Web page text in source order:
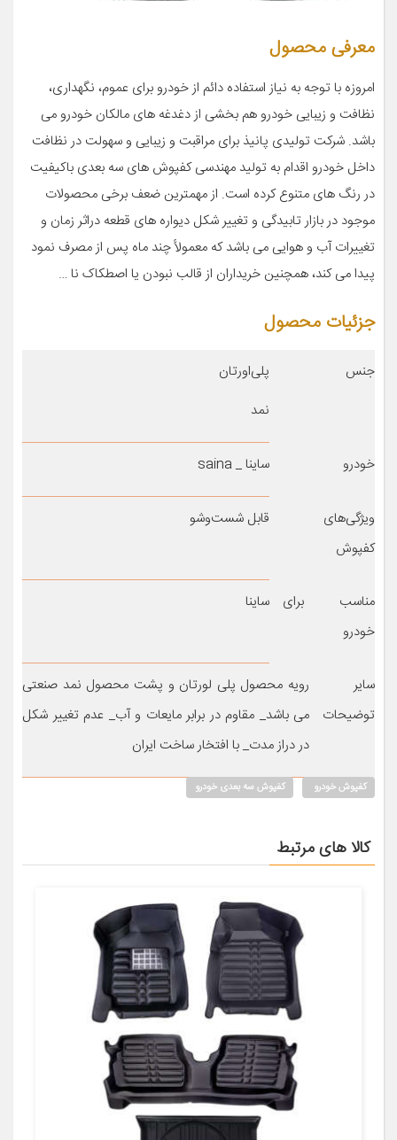
معرفی محصول
امروزه با توجه به نیاز استفاده دائم از خودرو برای عموم، نگهداری،
نظافت و زیبایی خودرو هم بخشی از دغدغه های مالکان خودرو می
باشد. شرکت تولیدی پانیذ برای مراقبت و زیبایی و سهولت در نظافت
داخل خودرو اقدام به تولید مهندسی کفپوش های سه بعدی باکیفیت
در رنگ های متنوع کرده است. از مهمترین ضعف برخی محصولات
موجود در بازار تابیدگی و تغییر شکل دیواره های قطعه دراثر زمان و
تغییرات آب و هوایی می باشد که معمولأ چند ماه پس از مصرف نمود
پیدا می کند، همچنین خریداران از قالب نبودن یا اصطکاک نا …
جزئیات محصول
جنس
پلی‌اورتان
نمد
خودرو ساینا _ saina
ویژگی‌های
کفپوش
قابل شست‌وشو
مناسب برای
خودرو
ساینا
سایر
توضیحات
رویه محصول پلی لورتان و پشت محصول نمد صنعتی
می باشد_ مقاوم در برابر مایعات و آب_ عدم تغییر شکل
در دراز مدت_ با افتخار ساخت ایران
کفپوش خودرو کفپوش سه بعدی خودرو
کالا های مرتبط